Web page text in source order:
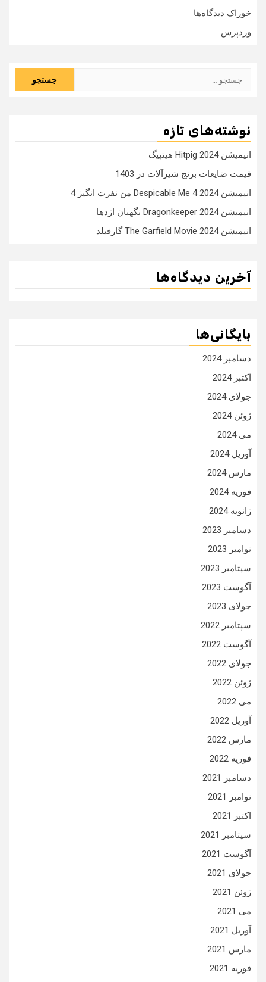
خوراک دیدگاه‌ها
وردپرس
نوشته‌های تازه
انیمیشن Hitpig 2024 هیتپیگ
قیمت ضایعات برنج شیرآلات در 1403
انیمیشن Despicable Me 4 2024 من نفرت انگیز 4
انیمیشن Dragonkeeper 2024 نگهبان اژدها
انیمیشن The Garfield Movie 2024 گارفیلد
آخرین دیدگاه‌ها
بایگانی‌ها
دسامبر 2024
اکتبر 2024
جولای 2024
ژوئن 2024
می 2024
آوریل 2024
مارس 2024
فوریه 2024
ژانویه 2024
دسامبر 2023
نوامبر 2023
سپتامبر 2023
آگوست 2023
جولای 2023
سپتامبر 2022
آگوست 2022
جولای 2022
ژوئن 2022
می 2022
آوریل 2022
مارس 2022
فوریه 2022
دسامبر 2021
نوامبر 2021
اکتبر 2021
سپتامبر 2021
آگوست 2021
جولای 2021
ژوئن 2021
می 2021
آوریل 2021
مارس 2021
فوریه 2021